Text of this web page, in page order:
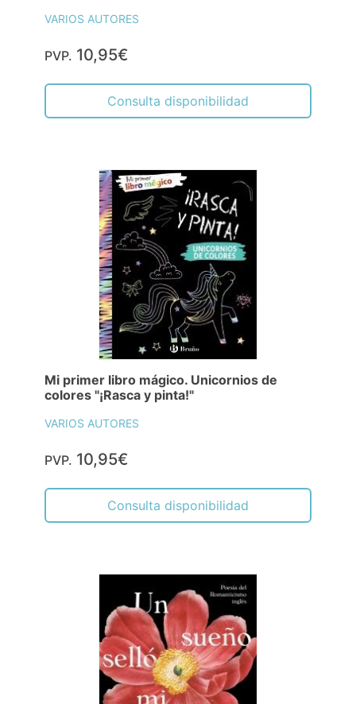
VARIOS AUTORES
PVP. 10,95€
Consulta disponibilidad
Mi primer libro mágico. Unicornios de
colores "¡Rasca y pinta!"
VARIOS AUTORES
PVP. 10,95€
Consulta disponibilidad